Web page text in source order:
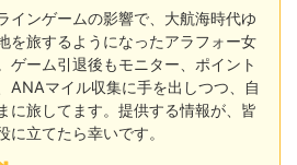
インゲームの影響で、大航海時代ゆ
を旅するようになったアラフォー女
ゲーム引退後もモニター、ポイント
ANAマイル収集に手を出しつつ、自
に旅してます。提供する情報が、皆
に立てたら幸いです。